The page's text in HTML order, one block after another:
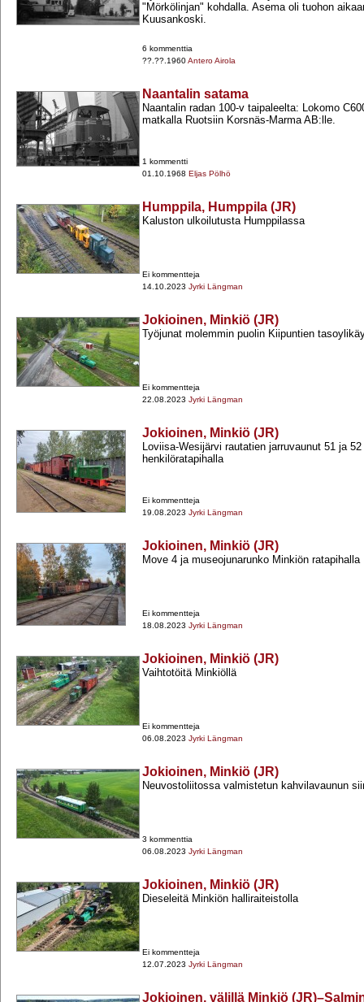
"Mörkölinjan" kohdalla. Asema oli tuohon
Kuusankoski.
6 kommenttia
??.??.1960Antero Airola
Naantalin satama
Naantalin radan 100-​v taipaleelta: Lokomo
matkalla Ruotsiin Korsnäs-​Marma AB:lle.
1 kommentti
01.10.1968 Eljas Pölhö
Humppila, Humppila (JR)
Kaluston ulkoilutusta Humppilassa
Ei kommentteja
14.10.2023 Jyrki Längman
Jokioinen, Minkiö (JR)
Työjunat molemmin puolin Kiipuntien
Ei kommentteja
22.08.2023 Jyrki Längman
Jokioinen, Minkiö (JR)
Loviisa-​Wesijärvi rautatien jarruvaunut 51 ja
henkilöratapihalla
Ei kommentteja
19.08.2023 Jyrki Längman
Jokioinen, Minkiö (JR)
Move 4 ja museojunarunko Minkiön ratapihalla
Ei kommentteja
18.08.2023 Jyrki Längman
Jokioinen, Minkiö (JR)
Vaihtotöitä Minkiöllä
Ei kommentteja
06.08.2023 Jyrki Längman
Jokioinen, Minkiö (JR)
Neuvostoliitossa valmistetun kahvilavaunun
3 kommenttia
06.08.2023 Jyrki Längman
Jokioinen, Minkiö (JR)
Dieseleitä Minkiön halliraiteistolla
Ei kommentteja
12.07.2023 Jyrki Längman
Jokioinen, välillä Minkiö